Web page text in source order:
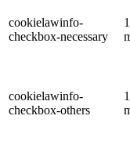
cookielawinfo-
checkbox-necessary
cookielawinfo-
checkbox-others